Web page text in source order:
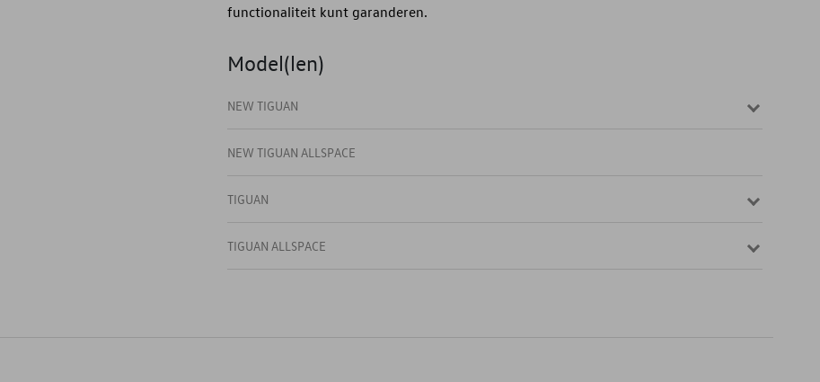
functionaliteit kunt garanderen.
Model(len)
NEW TIGUAN
NEW TIGUAN ALLSPACE
TIGUAN
TIGUAN ALLSPACE